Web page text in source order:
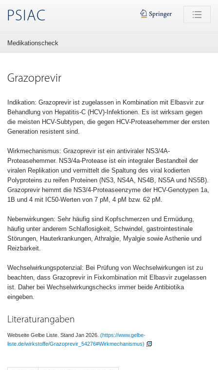
PSIAC
Medikationscheck
Grazoprevir
Indikation: Grazoprevir ist zugelassen in Kombination mit Elbasvir zur
Behandlung von Hepatitis-C (HCV)-Infektionen. Es ist wirksam gegen
die meisten HCV-Subtypen, die gegen HCV-Proteasehemmer der ersten
Generation resistent sind.
Wirkmechanismus: Grazoprevir ist ein antiviraler NS3/4A-
Proteasehemmer. NS3/4a-Protease ist ein integraler Bestandteil der
viralen Replikation und vermittelt die Spaltung des viral kodierten
Polyproteins zu reifen Proteinen (NS3, NS4A, NS4B, NS5A und NS5B).
Grazoprevir hemmt die NS3/4-Proteaseenzyme der HCV-Genotypen 1a,
1B und 4 mit IC50-Werten von 7 pM, 4 pM bzw. 62 pM.
Nebenwirkungen: Sehr häufig sind Kopfschmerzen und Ermüdung,
häufig unter anderem Schlaflosigkeit, Schwindel, gastrointestinale
Störungen, Hauterkrankungen, Athralgie, Myalgie sowie Asthenie und
Reizbarkeit.
Wechselwirkungspotenzial: Bei Prüfung von Wechselwirkungen ist zu
beachten, dass Grazoprevir in Fixkombination mit Elbasvir zugelassen
ist. Daher bei Wechselwirkungschecks immer beide Antibiotika
eingeben.
Literaturangaben
Webseite Gelbe Liste. Stand Jan 2026. (https://www.gelbe-
liste.de/wirkstoffe/Grazoprevir_54276#Wirkmechanismus)